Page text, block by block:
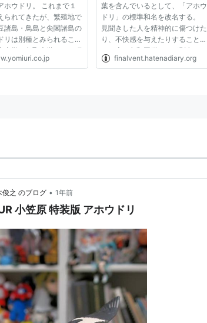
ホウドリ。 これまで１
られてきたが、繁殖地で
諸島・鳥島と尖閣諸島の
リは別種とみられること
大学や鳥取大学などの研
の調査でわかった。環境
葉を含んでいるとして、「アホウ
ドリ」の標準和名を改名する。
見聞きした人を精神的に傷つけた
り、不快感を与えたりすることが
ある上、鳥類図鑑などが別名への
言い換えをバラバラに行う例も多
finalvent.hatenadiary.org
之 のブログ • 1年前
小笠原 特装版 アホウドリ